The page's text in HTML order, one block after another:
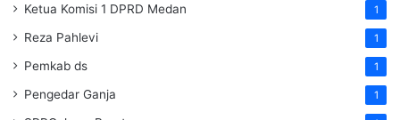
Ketua Komisi 1 DPRD Medan 1
Reza Pahlevi 1
Pemkab ds 1
Pengedar Ganja 1